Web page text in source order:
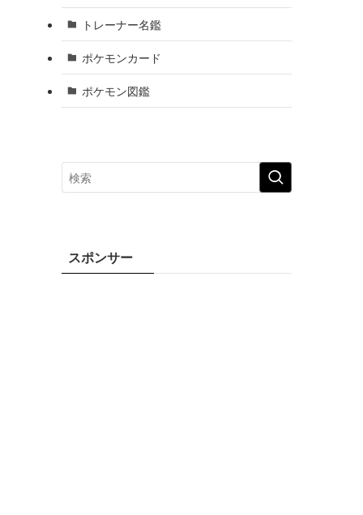
トレーナー名鑑
ポケモンカード
ポケモン図鑑
スポンサー